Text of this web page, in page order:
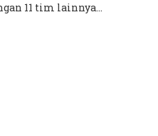
11 tim lainnya...